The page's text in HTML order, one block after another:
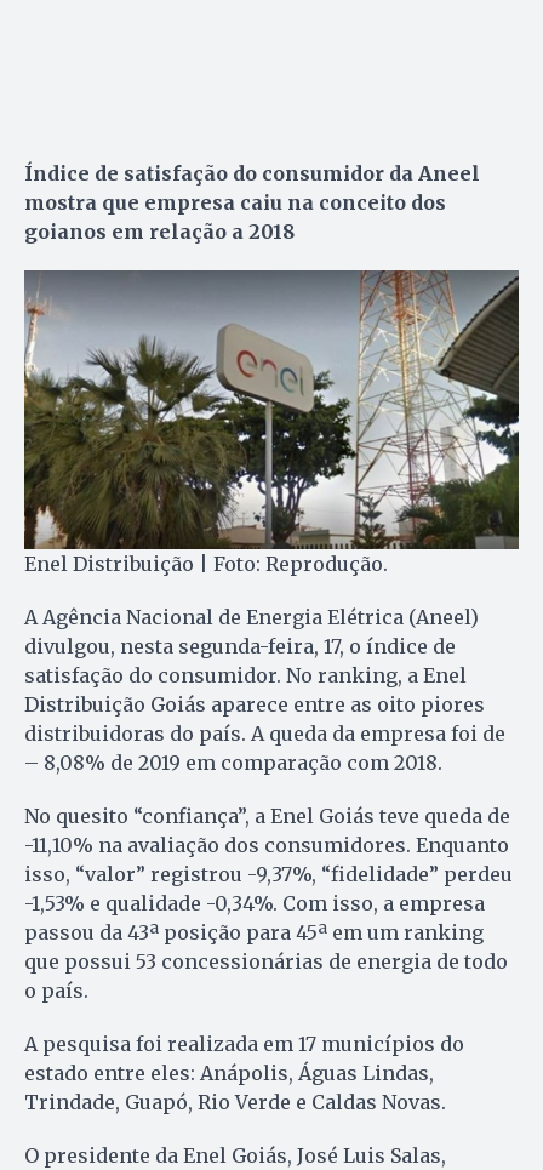
Índice de satisfação do consumidor da Aneel
mostra que empresa caiu na conceito dos
goianos em relação a 2018
Enel Distribuição | Foto: Reprodução.
A Agência Nacional de Energia Elétrica (Aneel)
divulgou, nesta segunda-feira, 17, o índice de
satisfação do consumidor. No ranking, a Enel
Distribuição Goiás aparece entre as oito piores
distribuidoras do país. A queda da empresa foi de
– 8,08% de 2019 em comparação com 2018.
No quesito “confiança”, a Enel Goiás teve queda de
-11,10% na avaliação dos consumidores. Enquanto
isso, “valor” registrou -9,37%, “fidelidade” perdeu
-1,53% e qualidade -0,34%. Com isso, a empresa
passou da 43ª posição para 45ª em um ranking
que possui 53 concessionárias de energia de todo
o país.
A pesquisa foi realizada em 17 municípios do
estado entre eles: Anápolis, Águas Lindas,
Trindade, Guapó, Rio Verde e Caldas Novas.
O presidente da Enel Goiás, José Luis Salas,